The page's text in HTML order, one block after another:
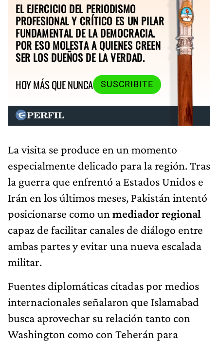
EL EJERCICIO DEL PERIODISMO
PROFESIONAL Y CRÍTICO ES UN PILAR
FUNDAMENTAL DE LA DEMOCRACIA.
POR ESO MOLESTA A QUIENES CREEN
SER LOS DUEÑOS DE LA VERDAD.
HOY MÁS QUE NUNCA
SUSCRIBITE
La visita se produce en un momento
especialmente delicado para la región. Tras
la guerra que enfrentó a Estados Unidos e
Irán en los últimos meses, Pakistán intentó
posicionarse como un mediador regional
capaz de facilitar canales de diálogo entre
ambas partes y evitar una nueva escalada
militar.
Fuentes diplomáticas citadas por medios
internacionales señalaron que Islamabad
busca aprovechar su relación tanto con
Washington como con Teherán para